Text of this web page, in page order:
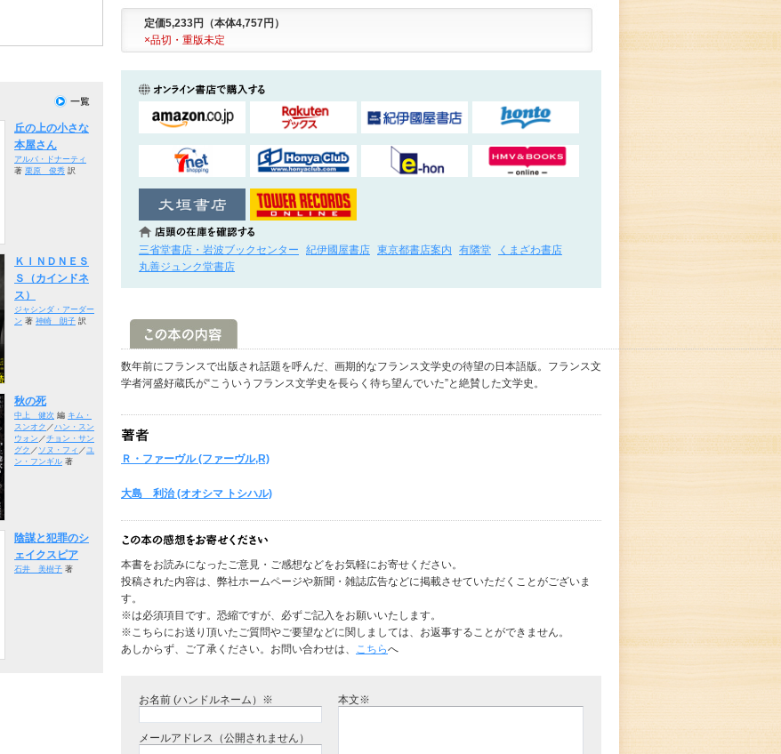
定価5,233円（本体4,757円）
×品切・重版未定
三省堂書店・岩波ブックセンター 紀伊國屋書店 東京都書店案内 有隣堂
くまざわ書店
丸善ジュンク堂書店
数年前にフランスで出版され話題を呼んだ、画期的なフランス文学史の待望の日本語版。フランス文
学者河盛好蔵氏が“こういうフランス文学史を長らく待ち望んでいた”と絶賛した文学史。
Ｒ・ファーヴル (ファーヴル,R)
大島 利治 (オオシマ トシハル)
本書をお読みになったご意見・ご感想などをお気軽にお寄せください。
投稿された内容は、弊社ホームページや新聞・雑誌広告などに掲載させていただくことがございま
す。
※は必須項目です。恐縮ですが、必ずご記入をお願いいたします。
※こちらにお送り頂いたご質問やご要望などに関しましては、お返事することができません。
あしからず、ご了承ください。お問い合わせは、 こちらへ
お名前 (ハンドルネーム）※
メールアドレス（公開されません）
本文※
丘の上の小さな
本屋さん
アルバ・ドナーティ
著 栗原 俊秀 訳
ＫＩＮＤＮＥＳ
Ｓ（カインドネ
ス）
ジャシンダ・アーダー
ン 著 神崎 朗子 訳
秋の死
中上 健次 編 キム・
スンオク ／ハン・スン
ウォン ／チョン・サン
グク ／ ソヌ・フィ ／ユ
ン・フンギル 著
陰謀と犯罪のシ
ェイクスピア
石井 美樹子 著